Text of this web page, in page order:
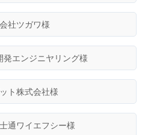
社ツガワ様
発エンジニヤリング様
ト株式会社様
通ワイエフシー様